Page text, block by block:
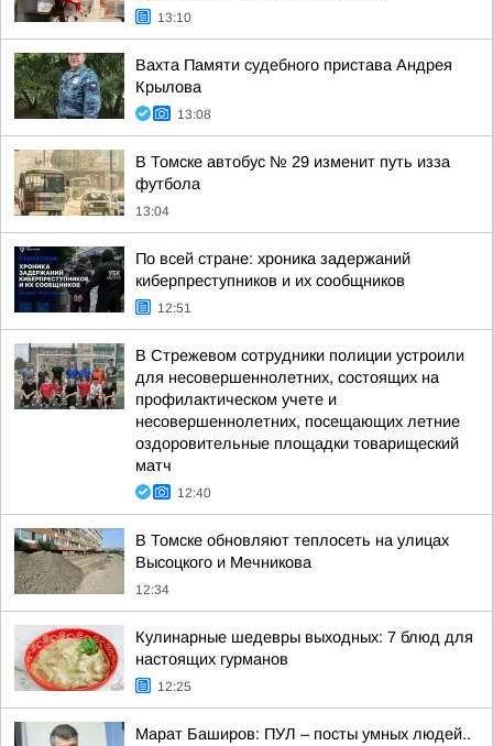
13:10
Вахта Памяти судебного пристава Андрея
Крылова
13:08
В Томске автобус № 29 изменит путь изза
футбола
13:04
По всей стране: хроника задержаний
киберпреступников и их сообщников
12:51
В Стрежевом сотрудники полиции устроили
для несовершеннолетних, состоящих на
профилактическом учете и
несовершеннолетних, посещающих летние
оздоровительные площадки товарищеский
матч
12:40
В Томске обновляют теплосеть на улицах
Высоцкого и Мечникова
12:34
Кулинарные шедевры выходных: 7 блюд для
настоящих гурманов
12:25
Марат Баширов: ПУЛ – посты умных людей..